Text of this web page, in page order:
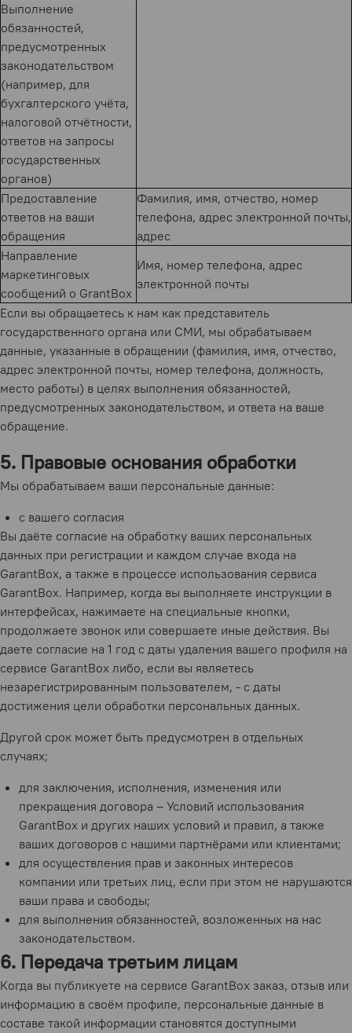
Выполнение
обязанностей,
предусмотренных
законодательством
(например, для
бухгалтерского учёта,
налоговой отчётности,
ответов на запросы
государственных
органов)
Предоставление
ответов на ваши
обращения
Фамилия, имя, отчество, номер
телефона, адрес электронной почты,
адрес
Направление
маркетинговых
сообщений о GrantBox
Имя, номер телефона, адрес
электронной почты
Если вы обращаетесь к нам как представитель
государственного органа или СМИ, мы обрабатываем
данные, указанные в обращении (фамилия, имя, отчество,
адрес электронной почты, номер телефона, должность,
место работы) в целях выполнения обязанностей,
предусмотренных законодательством, и ответа на ваше
обращение.
5. Правовые основания обработки
Мы обрабатываем ваши персональные данные:
с вашего согласия
Вы даёте согласие на обработку ваших персональных
данных при регистрации и каждом случае входа на
GarantBox, а также в процессе использования сервиса
GarantBox. Например, когда вы выполняете инструкции в
интерфейсах, нажимаете на специальные кнопки,
продолжаете звонок или совершаете иные действия. Вы
даете согласие на 1 год с даты удаления вашего профиля на
сервисе GarantBox либо, если вы являетесь
незарегистрированным пользователем, - с даты
достижения цели обработки персональных данных.
Другой срок может быть предусмотрен в отдельных
случаях;
для заключения, исполнения, изменения или
прекращения договора – Условий использования
GarantBox и других наших условий и правил, а также
ваших договоров с нашими партнёрами или клиентами;
для осуществления прав и законных интересов
компании или третьих лиц, если при этом не нарушаются
ваши права и свободы;
для выполнения обязанностей, возложенных на нас
законодательством.
6. Передача третьим лицам
Когда вы публикуете на сервисе GarantBox заказ, отзыв или
информацию в своём профиле, персональные данные в
составе такой информации становятся доступными